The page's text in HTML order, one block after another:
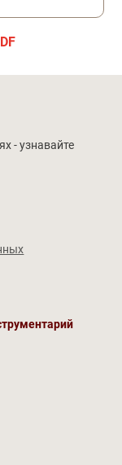
- узнавайте